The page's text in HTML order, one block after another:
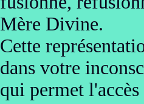
Mère Divine.
Cette
dans votre
qui permet